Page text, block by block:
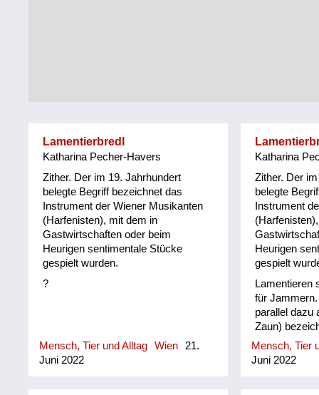
Lamentierbredl
Katharina Pecher-Havers
Zither. Der im 19. Jahrhundert
belegte Begriff bezeichnet das
Instrument der Wiener Musikanten
(Harfenisten), mit dem in
Gastwirtschaften oder beim
Heurigen sentimentale Stücke
gespielt wurden.
?
Mensch, Tier und Alltag Wien
21.
Juni 2022
Katharina
Zither. Der
belegte
Instrument
Heurigen
gespielt
Lamentieren
für
parallel dazu
Zaun)
Mensch, Tier
Juni 2022